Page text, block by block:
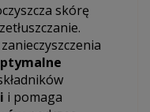
skórę
i pomaga